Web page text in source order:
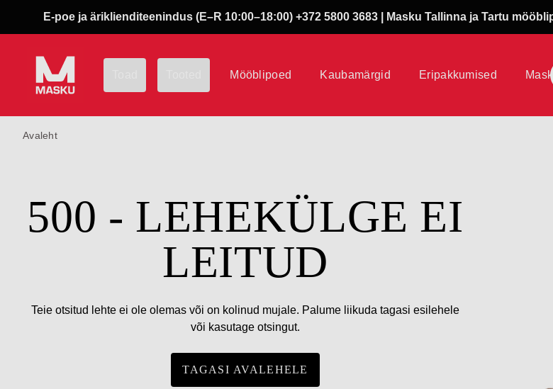
E-poe ja äriklienditeenindus (E–R 10:00–18:00) +372 5800 3683 | Masku Tallinna ja Tartu
Mööblipoed Kaubamärgid Eripakkumised
Avaleht
500 - LEHEKÜLGE EI
LEITUD
Teie otsitud lehte ei ole olemas või on kolinud mujale. Palume liikuda tagasi esilehele
või kasutage otsingut.
TAGASI AVALEHELE